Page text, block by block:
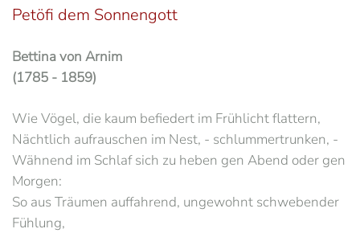
Petöfi dem Sonnengott
Bettina von Arnim
(1785 - 1859)
Wie Vögel, die kaum befiedert im Frühlicht flattern,
Nächtlich aufrauschen im Nest, - schlummertrunken, -
Wähnend im Schlaf sich zu heben gen Abend oder gen
Morgen:
So aus Träumen auffahrend, ungewohnt schwebender
Fühlung,